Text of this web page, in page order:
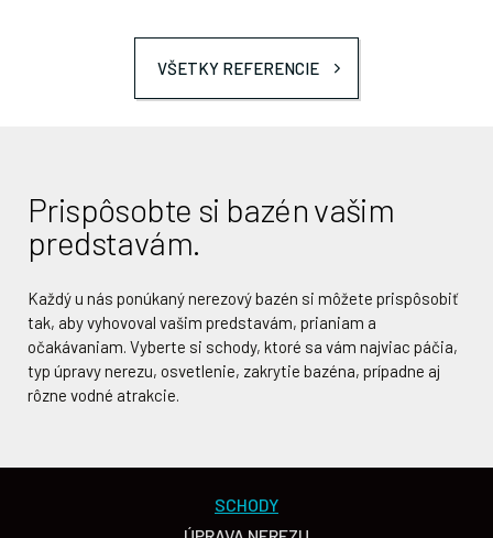
VŠETKY REFERENCIE
Prispôsobte si bazén vašim
predstavám.
Každý u nás ponúkaný nerezový bazén si môžete prispôsobiť
tak, aby vyhovoval vašim predstavám, prianiam a
očakávaniam. Vyberte si schody, ktoré sa vám najviac páčia,
typ úpravy nerezu, osvetlenie, zakrytie bazéna, prípadne aj
rôzne vodné atrakcie.
SCHODY